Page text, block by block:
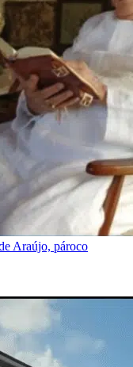
Araújo, pároco